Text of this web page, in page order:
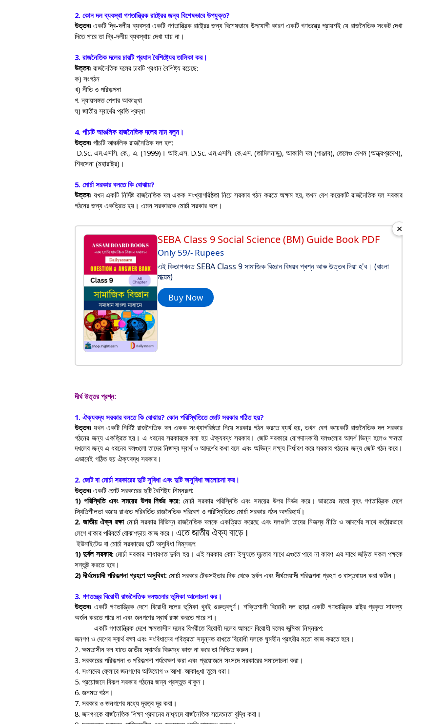
2. কোন দল ব্যবস্থা গণতান্ত্রিক রাষ্ট্রের জন্য বিশেষভাবে উপযুক্ত?
উত্তৰঃ একটি দ্বি-দলীয় ব্যবস্থা একটি গণতান্ত্রিক রাষ্ট্রের জন্য বিশেষভাবে উপযোগী কারণ একটি গণতন্ত্রে প্রায়শই যে রাজনৈতিক সংকট দেখা
দিতে পারে তা দ্বি-দলীয় ব্যবস্থায় দেখা যায় না।
3. রাজনৈতিক দলের চারটি প্রধান বৈশিষ্ট্যের তালিকা কর।
উত্তৰঃ রাজনৈতিক দলের চারটি প্রধান বৈশিষ্ট্য রয়েছে:
ক) সংগঠন
খ) নীতি ও পরিকল্পনা
গ. ন্যায়সঙ্গত পেশার আকাঙ্খা
ঘ) জাতীয় স্বার্থের প্রতি শ্রদ্ধা
4. পাঁচটি আঞ্চলিক রাজনৈতিক দলের নাম বলুন।
উত্তৰঃ পাঁচটি আঞ্চলিক রাজনৈতিক দল হল:
D.Sc.এম.এসসি. কে., এ. (1999) । আই.এস. D.Sc. এম.এসসি. কে.এস. (তামিলনাড়ু),আকালি দল (পাঞ্জাব), তেলেগু দেশম (অন্ধ্রপ্রদেশ),
শিবসেনা (মহারাষ্ট্র)।
5. মোর্চা সরকার বলতে কি বোঝায়?
উত্তৰঃ যখন একটি নির্দিষ্ট রাজনৈতিক দল একক সংখ্যাগরিষ্ঠতা নিয়ে সরকার গঠন করতে অক্ষম হয়,তখন বেশ কয়েকটি রাজনৈতিক দল সরকার
গঠনের জন্য একত্রিত হয়। এমন সরকারকে মোর্চা সরকার বলে।
SEBA Class 9 Social Science (BM) Guide Book PDF
Only 59/- Rupees
এই কিতাপখনত SEBA Class 9 সামাজিক বিজ্ঞান বিষয়ৰ প্ৰশ্ন আৰু উত্তৰ দিয়া হ'ব। (বাংলা
মাধ্য়ম)
Buy Now
✕
দীর্ঘ উত্তর প্রশ্ন:
1. ঐক্যবদ্ধ সরকার বলতে কি বোঝায়? কোন পরিস্থিতিতে জোট সরকার গঠিত হয়?
উত্তৰঃ যখন একটি নির্দিষ্ট রাজনৈতিক দল একক সংখ্যাগরিষ্ঠতা নিয়ে সরকার গঠন করতে ব্যর্থ হয়,তখন বেশ কয়েকটি রাজনৈতিক দল সরকার
গঠনের জন্য একত্রিত হয়। এ ধরনের সরকারকে বলা হয় ঐক্যবদ্ধ সরকার। জোট সরকারে যোগদানকারী দলগুলোর আদর্শ ভিন্ন হলেও ক্ষমতা
দখলের জন্য এ ধরনের দলগুলো তাদের নিজস্ব স্বার্থ ও আদর্শের কথা বলে এবং অভিন্ন লক্ষ্য নির্ধারণ করে সরকার গঠনের জন্য জোট গঠন করে।
এভাবেই গঠিত হয় ঐক্যবদ্ধ সরকার।
2. জোট বা মোর্চা সরকারের দুটি সুবিধা এবং দুটি অসুবিধা আলোচনা কর।
উত্তৰঃ একটি জোট সরকারের দুটি বৈশিষ্ট্য নিম্নরূপ:
1)পরিস্থিতি এবং সময়ের উপর নির্ভর করে: মোর্চা সরকার পরিস্থিতি এবং সময়ের উপর নির্ভর করে। ভারতের মতো বৃহৎ গণতান্ত্রিক দেশে
স্থিতিশীলতা বজায় রাখতে পরিবর্তিত রাজনৈতিক পরিবেশ ও পরিস্থিতিতে মোর্চা সরকার গঠন অপরিহার্য।
2.জাতীয় ঐক্য রক্ষা মোর্চা সরকার বিভিন্ন রাজনৈতিক দলকে একত্রিত করেছে এবং দলগুলি তাদের নিজস্ব নীতি ও আদর্শের সাথে কঠোরভাবে
লেগে থাকার পরিবর্তে বোঝাপড়ায় কাজ করে। এতে জাতীয় ঐক্য বাড়ে।
ইউনাইটেড বা মোর্চা সরকারের দুটি অসুবিধা নিম্নরূপ:
1)দুর্বল সরকার: মোর্চা সরকার সাধারণত দুর্বল হয়। এই সরকার কোন ইস্যুতে দৃঢ়তার সাথে এগুতে পারে না কারণ এর সাথে জড়িত সকল পক্ষকে
সন্তুষ্ট করতে হবে।
2)দীর্ঘমেয়াদী পরিকল্পনা গ্রহণে অসুবিধা: মোর্চা সরকার টেকসইতার দিক থেকে দুর্বল এবং দীর্ঘমেয়াদী পরিকল্পনা গ্রহণ ও বাস্তবায়ন করা কঠিন।
3. গণতন্ত্রে বিরোধী রাজনৈতিক দলগুলোর ভূমিকা আলোচনা কর।
উত্তৰঃ একটি গণতান্ত্রিক দেশে বিরোধী দলের ভূমিকা খুবই গুরুত্বপূর্ণ। শক্তিশালী বিরোধী দল ছাড়া একটি গণতান্ত্রিক রাষ্ট্র প্রকৃত সাফল্য
অর্জন করতে পারে না এবং জনগণের স্বার্থ রক্ষা করতে পারে না।
একটি গণতান্ত্রিক দেশে ক্ষমতাসীন দলের বিপরীতে বিরোধী দলের আসনে বিরোধী দলের ভূমিকা নিম্নরূপ:
জনগণ ও দেশের স্বার্থ রক্ষা এবং সংবিধানের পবিত্রতা সমুন্নত রাখতে বিরোধী দলকে ঘুমহীন প্রহরীর মতো কাজ করতে হবে।
2.ক্ষমতাসীন দল যাতে জাতীয় স্বার্থের বিরুদ্ধে কাজ না করে তা নিশ্চিত করুন।
3. সরকারের পরিকল্পনা ও পরিকল্পনা পর্যবেক্ষণ করা এবং প্রয়োজনে সংসদে সরকারের সমালোচনা করা।
4. সংসদের ফ্লোরে জনগণের অভিযোগ ও আশা-আকাঙ্খা তুলে ধরা।
5. প্রয়োজনে বিকল্প সরকার গঠনের জন্য প্রস্তুত থাকুন।
6. জনমত গঠন।
7. সরকার ও জনগণের মধ্যে দূরত্ব দূর করা।
8. জনগণকে রাজনৈতিক শিক্ষা প্রদানের মাধ্যমে রাজনৈতিক সচেতনতা বৃদ্ধি করা।